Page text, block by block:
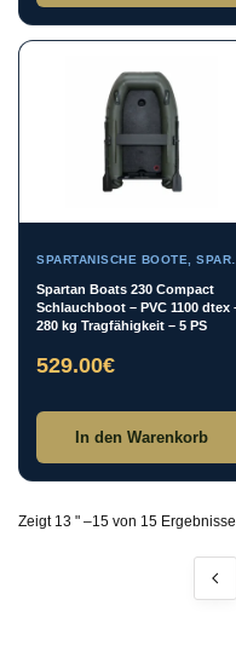
SPARTANISCHE BOOTE SPARTAN BOATS
Spartan Boats 230 Compact
Schlauchboot – PVC 1100 dtex
280 kg Tragfähigkeit – 5 PS
529.00€
In den Warenkorb
Zeigt 13 " –15 von 15 Ergebnisse